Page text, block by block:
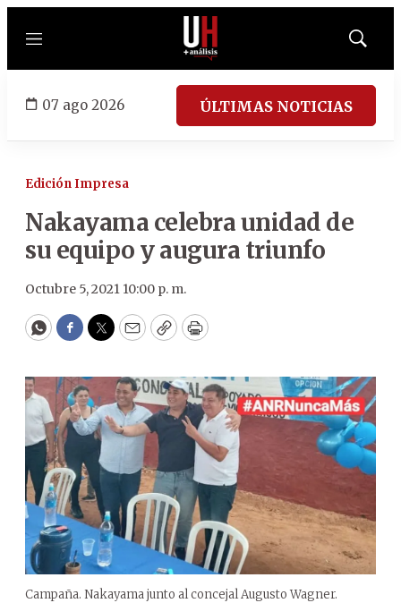
Menú
Mostrar
07 ago 2026 ÚLTIMAS NOTICIAS
Edición Impresa
Nakayama celebra unidad de
su equipo y augura triunfo
Octubre 5, 2021 10:00 p. m.
WhatsApp
Facebook
Twitter
EmailCopyPrint
Campaña. Nakayama junto al concejal Augusto Wagner.